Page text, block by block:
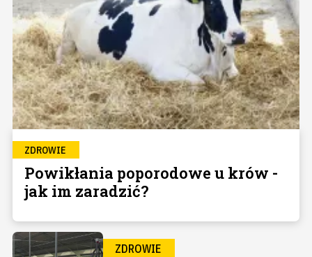
ZDROWIE
Powikłania poporodowe u krów -
jak im zaradzić?
ZDROWIE